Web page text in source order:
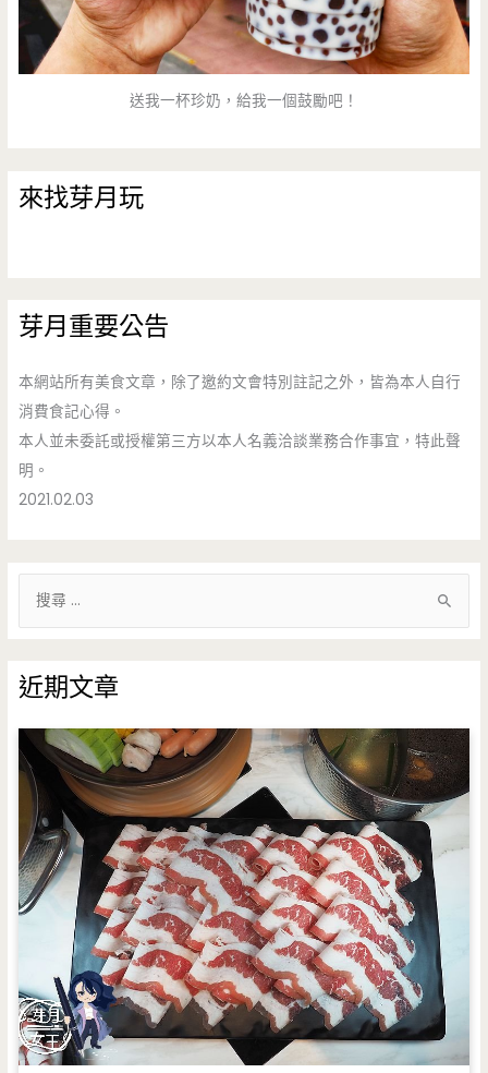
送我一杯珍奶，給我一個鼓勵吧！
來找芽月玩
芽月重要公告
本網站所有美食文章，除了邀約文會特別註記之外，皆為本人自行
消費食記心得。
本人並未委託或授權第三方以本人名義洽談業務合作事宜，特此聲
明。
2021.02.03
鍵
字
:
近期文章